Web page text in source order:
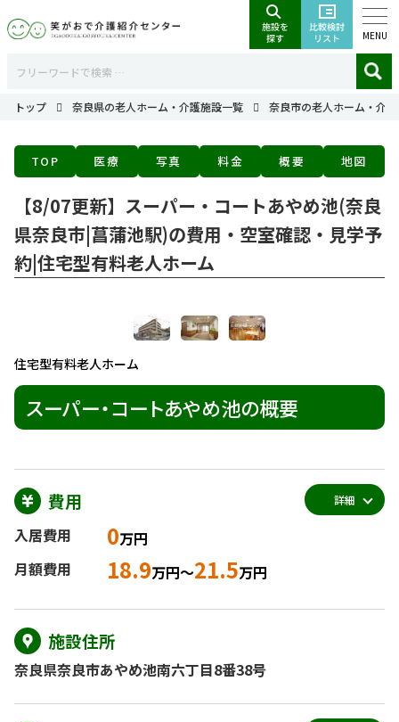
MENU
トップ 奈良県の老人ホーム・介護施設一覧 奈良市の老人ホーム・介
TOP 医療 写真 料金 概要 地図
【8/07更新】スーパー・コートあやめ池(奈良
県奈良市|菖蒲池駅)の費用・空室確認・見学予
約|住宅型有料老人ホーム
住宅型有料老人ホーム
スーパー・コートあやめ池の概要
費用
入居費用 0万円
月額費用
18.9万円～21.5万円
詳細
施設住所
奈良県奈良市あやめ池南六丁目8番38号